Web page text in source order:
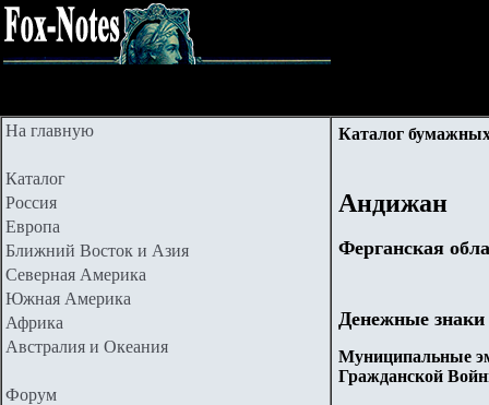
На главную
Каталог
Россия
Европа
Ближний Восток и Азия
Северная Америка
Южная Америка
Африка
Австралия и Океания
Форум
Каталог
Андижан
Ферганская
Денежные знаки
Муниципальные
Гражданской